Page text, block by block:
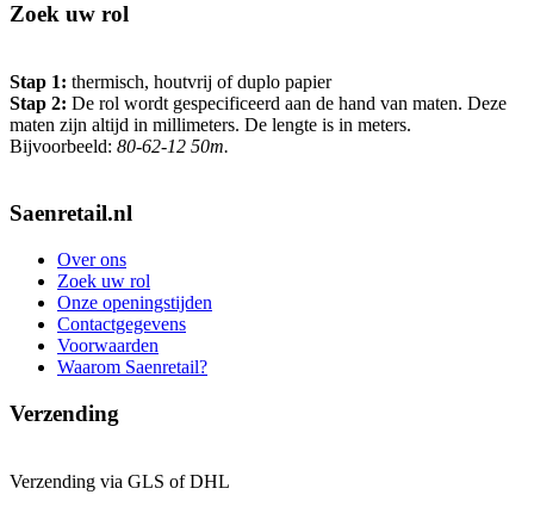
Zoek uw rol
Stap 1: thermisch, houtvrij of duplo papier
Stap 2: De rol wordt gespecificeerd aan de hand van maten. Deze
maten zijn altijd in millimeters. De lengte is in meters.
Bijvoorbeeld: 80-62-12 50m.
Saenretail.nl
Over ons
Zoek uw rol
Onze openingstijden
Contactgegevens
Voorwaarden
Waarom Saenretail?
Verzending
Verzending via GLS of DHL